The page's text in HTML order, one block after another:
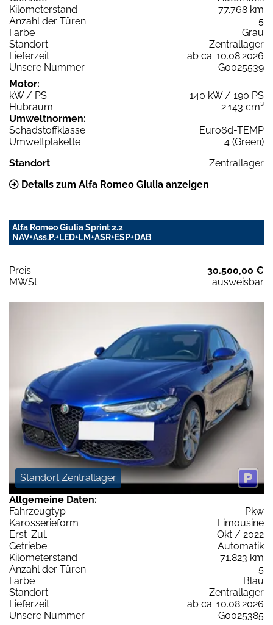
Kilometerstand
77.768 km
Anzahl der Türen
5
Farbe
Grau
Standort
Zentrallager
Lieferzeit
ab ca. 10.08.2026
Unsere Nummer
G0025539
Motor:
kW / PS
140 kW / 190 PS
Hubraum
2.143 cm³
Umweltnormen:
Schadstoffklasse
Euro6d-TEMP
Umweltplakette
4 (Green)
Standort
Zentrallager
Details zum Alfa Romeo Giulia anzeigen
Alfa Romeo Giulia Sprint 2.2
NAV+Ass.P.+LED+LM+ASR+ESP+DAB
Preis:
30.500,00 €
MWSt:
ausweisbar
Standort Zentrallager
Allgemeine Daten:
Fahrzeugtyp
Pkw
Karosserieform
Limousine
Erst-Zul.
Okt / 2022
Getriebe
Automatik
Kilometerstand
71.823 km
Anzahl der Türen
5
Farbe
Blau
Standort
Zentrallager
Lieferzeit
ab ca. 10.08.2026
Unsere Nummer
G0025385